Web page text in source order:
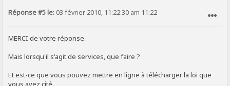
Réponse #5 le: 03 février 2010, 11:22:30 am 11:22
MERCI de votre réponse.
Mais lorsqu'il s'agit de services, que faire ?
Et est-ce que vous pouvez mettre en ligne à télécharger la loi que
vous avez cité.